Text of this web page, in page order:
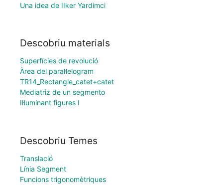
Una idea de IIker Yardimci
Descobriu materials
Superfícies de revolució
Àrea del paral·lelogram
TR14_Rectangle_catet+catet
Mediatriz de un segmento
Il·luminant figures I
Descobriu Temes
Translació
Línia Segment
Funcions trigonomètriques